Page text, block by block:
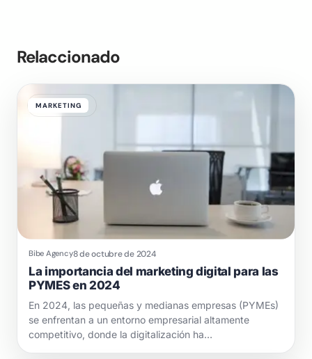
Relaccionado
MARKETING
Bibe Agency8 de octubre de 2024
La importancia del marketing digital para las
PYMES en 2024
En 2024, las pequeñas y medianas empresas (PYMEs)
se enfrentan a un entorno empresarial altamente
competitivo, donde la digitalización ha…